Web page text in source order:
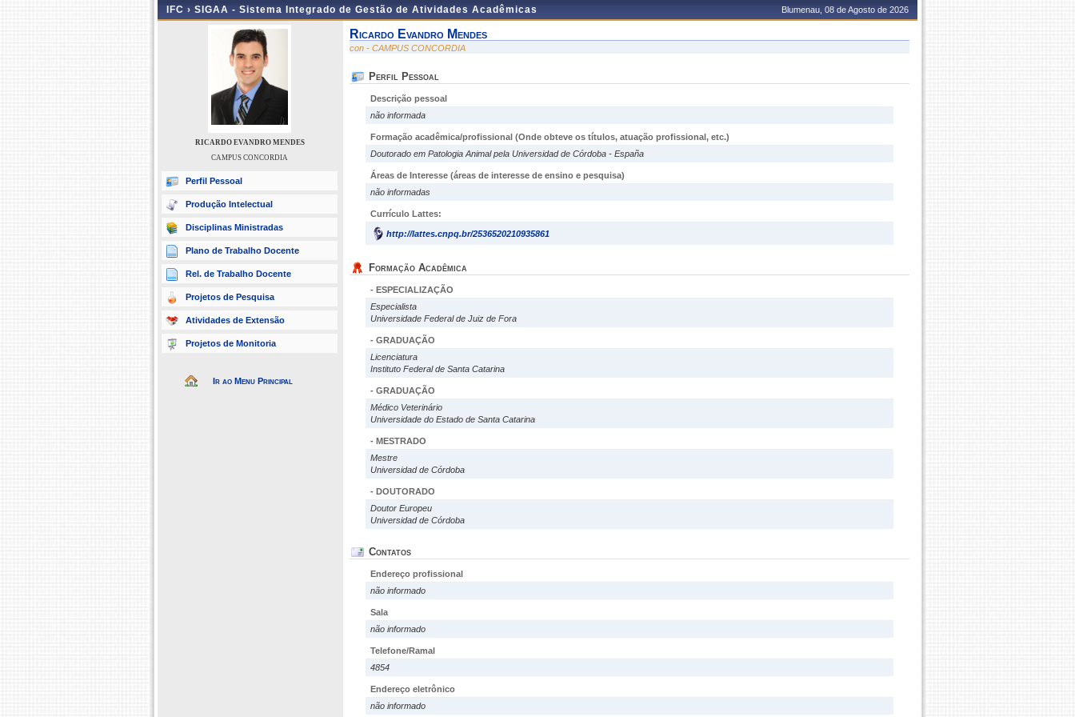
IFC › SIGAA - Sistema Integrado de Gestão de Atividades Acadêmicas Blumenau, 08 de Agosto de 2026
RICARDO EVANDRO MENDES
CAMPUS CONCORDIA
Perfil Pessoal
Produção Intelectual
Disciplinas Ministradas
Plano de Trabalho Docente
Rel. de Trabalho Docente
Projetos de Pesquisa
Atividades de Extensão
Projetos de Monitoria
Ir ao Menu Principal
Ricardo Evandro Mendes
con - CAMPUS CONCORDIA
Perfil Pessoal
Descrição pessoal
não informada
Formação acadêmica/profissional (Onde obteve os títulos, atuação profissional, etc.)
Doutorado em Patologia Animal pela Universidad de Córdoba - España
Áreas de Interesse (áreas de interesse de ensino e pesquisa)
não informadas
Currículo Lattes:
http://lattes.cnpq.br/2536520210935861
Formação Acadêmica
- ESPECIALIZAÇÃO
Especialista
Universidade Federal de Juiz de Fora
- GRADUAÇÃO
Licenciatura
Instituto Federal de Santa Catarina
- GRADUAÇÃO
Médico Veterinário
Universidade do Estado de Santa Catarina
- MESTRADO
Mestre
Universidad de Córdoba
- DOUTORADO
Doutor Europeu
Universidad de Córdoba
Contatos
Endereço profissional
não informado
Sala
não informado
Telefone/Ramal
4854
Endereço eletrônico
não informado